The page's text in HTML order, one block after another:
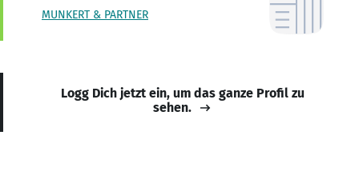
MUNKERT & PARTNER
Logg Dich jetzt ein, um das ganze Profil zu
sehen.